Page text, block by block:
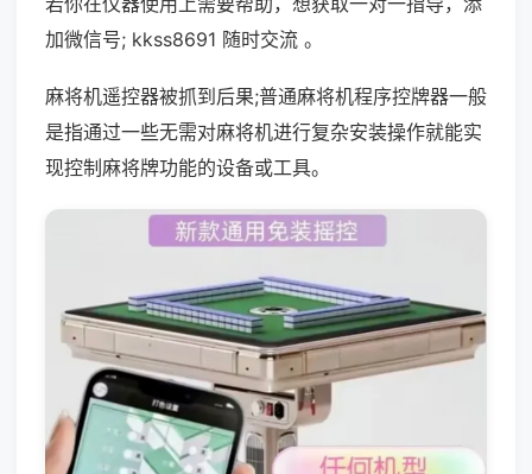
加微信号; kkss8691 随时交流 。
麻将机遥控器被抓到后果;普通麻将机程序控牌器一般
是指通过一些无需对麻将机进行复杂安装操作就能实
现控制麻将牌功能的设备或工具。